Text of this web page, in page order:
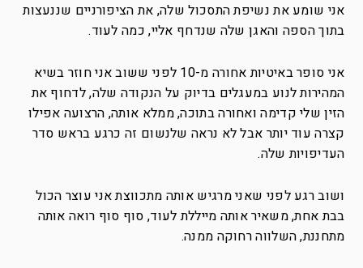
אני שומע את נשיפת התסכול שלה, את הציפורניים שננעצות
בתוך הספה והאגן שלה שנדחף אליי, כמה לעוד.
אני סופר באיטיות אחורה מ-10 לפני ששוב אני חוזר בשיא
המהירות לנוע במעגלים בדיוק על הנקודה שלה, לדחוף את
הזין שלי קדימה ואחורה בתוכה, ממלא אותה, הרצועה אפילו
קצרה עוד יותר אבל לא נראה שלנשום זה כרגע בראש סדר
העדיפויות שלה.
ושוב רגע לפני שאני מרגיש אותה מתכווצת אני עוצר הכול
בבת אחת, משאיר אותה מייללת לעוד, סוף סוף רואה אותה
מתחננת, השלווה רחוקה ממנה.